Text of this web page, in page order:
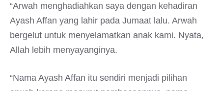
“Arwah menghadiahkan saya dengan kehadiran
Ayash Affan yang lahir pada Jumaat lalu. Arwah
bergelut untuk menyelamatkan anak kami. Nyata,
Allah lebih menyayanginya.
“Nama Ayash Affan itu sendiri menjadi pilihan